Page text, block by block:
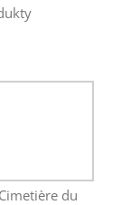
du